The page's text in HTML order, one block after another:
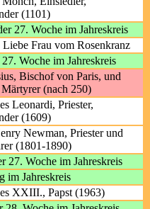
(1101)
27. Woche im Jahreskreis
Frau vom Rosenkranz
Woche im Jahreskreis
Bischof von Paris, und
(nach 250)
Leonardi, Priester,
(1609)
Newman, Priester und
(1801-1890)
27. Woche im Jahreskreis
im Jahreskreis
XXIII., Papst (1963)